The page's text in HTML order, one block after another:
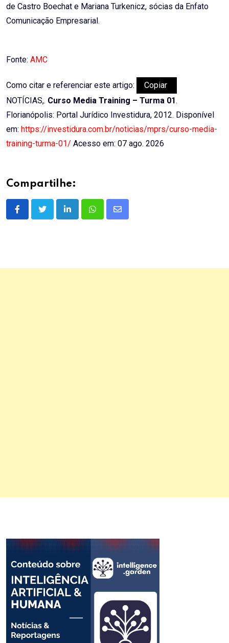
de Castro Boechat e Mariana Turkenicz, sócias da Enfato
Comunicação Empresarial.
Fonte: AMC
Como citar e referenciar este artigo:
Copiar
NOTÍCIAS,. Curso Media Training – Turma 01.
Florianópolis: Portal Jurídico Investidura, 2012. Disponível
em: https://investidura.com.br/noticias/mprs/curso-media-
training-turma-01/ Acesso em: 07 ago. 2026
Compartilhe:
LinkedInWhatsappShare